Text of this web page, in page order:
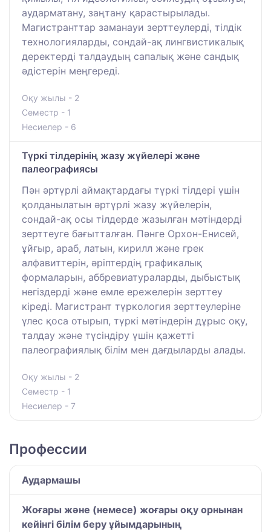
аударматану, заңтану қарастырылады.
Магистранттар заманауи зерттеулерді, тілдік
технологияларды, сондай-ақ лингвистикалық
деректерді талдаудың сапалық және сандық
әдістерін меңгереді.
Оқу жылы - 2
Семестр - 1
Несиелер - 6
Түркі тілдерінің жазу жүйелері және
палеографиясы
Пән әртүрлі аймақтардағы түркі тілдері үшін
қолданылатын әртүрлі жазу жүйелерін,
сондай-ақ осы тілдерде жазылған мәтіндерді
зерттеуге бағытталған. Пәнге Орхон-Енисей,
ұйғыр, араб, латын, кирилл және грек
алфавиттерін, әріптердің графикалық
формаларын, аббревиатураларды, дыбыстық
негіздерді және емле ережелерін зерттеу
кіреді. Магистрант түркология зерттеулеріне
үлес қоса отырып, түркі мәтіндерін дұрыс оқу,
талдау және түсіндіру үшін қажетті
палеографиялық білім мен дағдыларды алады.
Оқу жылы - 2
Семестр - 1
Несиелер - 7
Профессии
Аудармашы
Жоғары және (немесе) жоғары оқу орнынан
кейінгі білім беру ұйымдарының